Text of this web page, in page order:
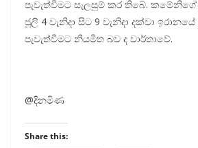
පැවැත්වීමට සැලසුම් කර තිබේ.
ජූලි 4 වැනිදා සිට 9 වැනිදා දක්වා
පැවැත්වීමට නියමිත බව ද වාර්තාවේ.
@දිනමිණ
Share this: